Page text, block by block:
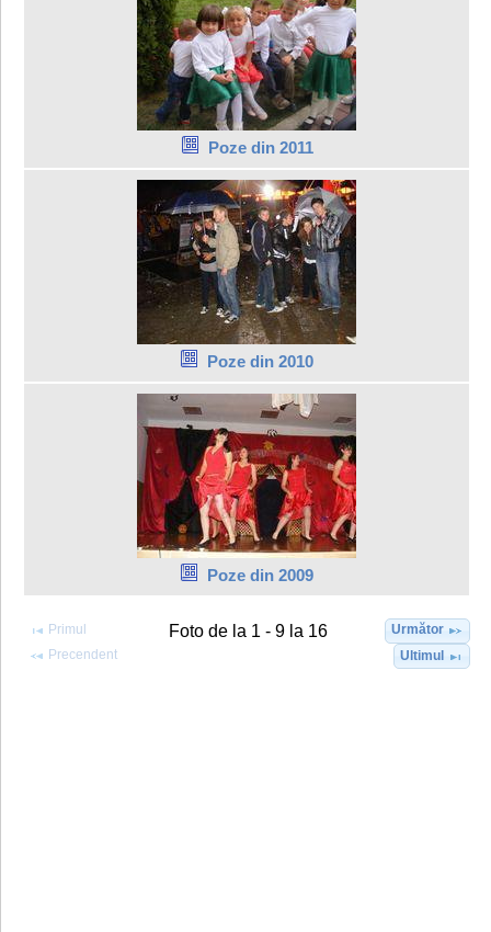
Poze din 2011
Poze din 2010
Poze din 2009
Primul
Precendent
Foto de la 1 - 9 la 16
Următor
Ultimul